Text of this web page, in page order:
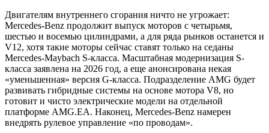
Двигателям внутреннего сгорания ничто не угрожает:
Mercedes-Benz продолжит выпуск моторов с четырьмя,
шестью и восемью цилиндрами, а для ряда рынков останется и
V12, хотя такие моторы сейчас ставят только на седаны
Mercedes-Maybach S-класса. Масштабная модернизация S-
класса заявлена на 2026 год, а еще анонсирована некая
«уменьшенная» версия G-класса. Подразделение AMG будет
развивать гибридные системы на основе мотора V8, но
готовит и чисто электрические модели на отдельной
платформе AMG.EA. Наконец, Mercedes-Benz намерен
внедрять рулевое управление «по проводам».